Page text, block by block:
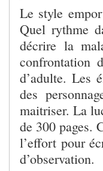
Le style
Quel rythme
décrire la
confrontation
d’adulte. Les
des
maitriser. La
de 300 pages.
l’effort pour
d’observation.